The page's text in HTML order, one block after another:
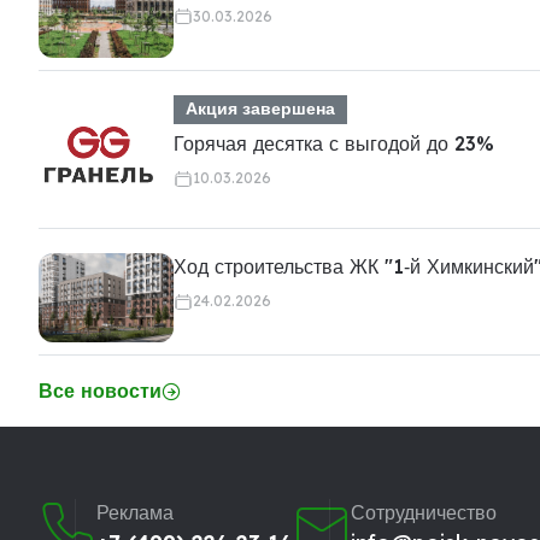
30.03.2026
Акция завершена
Горячая десятка с выгодой до 23%
10.03.2026
Ход строительства ЖК "1‑й
24.02.2026
Все новости
Реклама Сотрудничество